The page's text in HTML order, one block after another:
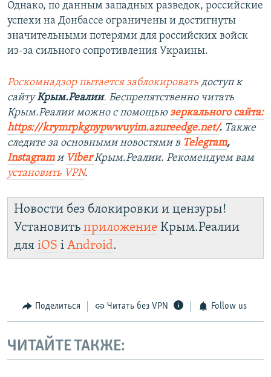
Однако, по данным западных разведок, российские
успехи на Донбассе ограничены и достигнуты
значительными потерями для российских войск
из-за сильного сопротивления Украины.
Роскомнадзор пытается заблокировать доступ к
сайтуКрым.Реалии. Беспрепятственно читать
Крым.Реалии можно с помощью зеркального сайта:
https://krymrpkgnypwwuyim.azureedge.net/. Также
следите за основными новостями в Telegram,
Instagramи ViberКрым.Реалии. Рекомендуем вам
установить VPN.
Новости без блокировки и цензуры!
Установить приложение Крым.Реалии
для iOS і Android.
Поделиться Читать без VPN Follow us
ЧИТАЙТЕ ТАКЖЕ: